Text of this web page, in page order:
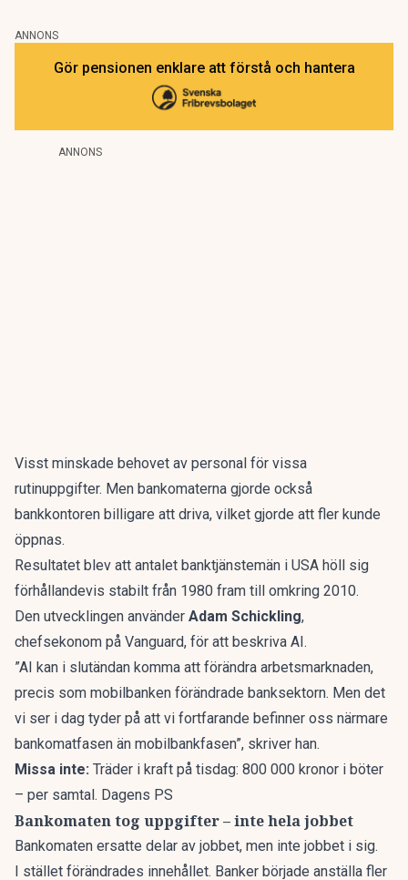
ANNONS
Gör pensionen enklare att förstå och hantera
ANNONS
Visst minskade behovet av personal för vissa
rutinuppgifter. Men bankomaterna gjorde också
bankkontoren billigare att driva, vilket gjorde att fler kunde
öppnas.
Resultatet blev att antalet banktjänstemän i USA höll sig
förhållandevis stabilt från 1980 fram till omkring 2010.
Den utvecklingen använder Adam Schickling,
chefsekonom på Vanguard, för att beskriva AI.
”AI kan i slutändan komma att förändra arbetsmarknaden,
precis som mobilbanken förändrade banksektorn. Men det
vi ser i dag tyder på att vi fortfarande befinner oss närmare
bankomatfasen än mobilbankfasen”, skriver han.
Missa inte: Träder i kraft på tisdag: 800 000 kronor i böter
– per samtal. Dagens PS
Bankomaten tog uppgifter – inte hela jobbet
Bankomaten ersatte delar av jobbet, men inte jobbet i sig.
I stället förändrades innehållet. Banker började anställa fler